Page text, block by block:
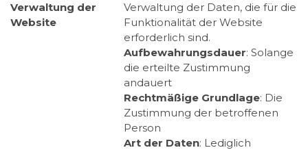
Verwaltung der
Website
Verwaltung der Daten, die für die
Funktionalität der Website
erforderlich sind.
Aufbewahrungsdauer: Solange
die erteilte Zustimmung
andauert
Rechtmäßige Grundlage: Die
Zustimmung der betroffenen
Person
Art der Daten: Lediglich